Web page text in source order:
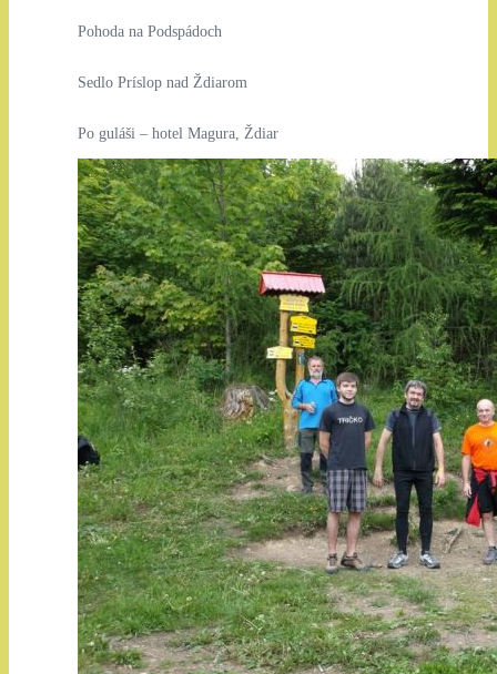
Pohoda na Podspádoch
Sedlo Príslop nad Ždiarom
Po guláši – hotel Magura, Ždiar